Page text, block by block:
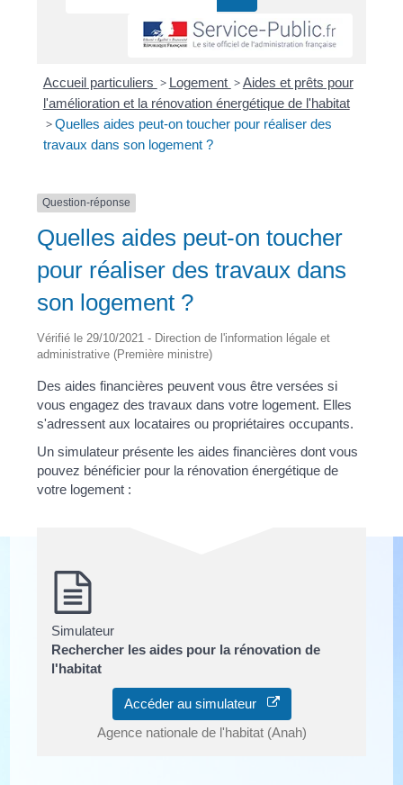
Accueil particuliers > Logement >Aides et prêts pour
l'amélioration et la rénovation énergétique de l'habitat
>Quelles aides peut-on toucher pour réaliser des
travaux dans son logement ?
Question-réponse
Quelles aides peut-on toucher
pour réaliser des travaux dans
son logement ?
Vérifié le 29/10/2021 - Direction de l'information légale et
administrative (Première ministre)
Des aides financières peuvent vous être versées si
vous engagez des travaux dans votre logement. Elles
s'adressent aux locataires ou propriétaires occupants.
Un simulateur présente les aides financières dont vous
pouvez bénéficier pour la rénovation énergétique de
votre logement :
Simulateur
Rechercher les aides pour la rénovation de
l'habitat
Accéder au simulateur
Agence nationale de l'habitat (Anah)